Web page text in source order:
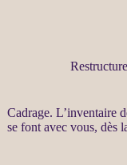
Cadrage. L’inventaire
se font avec vous, dès